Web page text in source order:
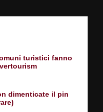
turistici fanno
dimenticate il pin